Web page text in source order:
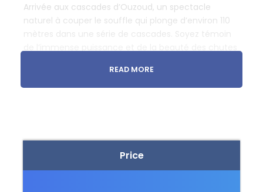
Price
Arrivée aux cascades d’Ouzoud, un spectacle
naturel à couper le souffle qui plonge d’environ 110
Faites une randonnée tranquille le long des sentiers
bien marqués qui serpentent à travers les oliveraies,
Promenade en bateau et rencontres de près
READ MORE